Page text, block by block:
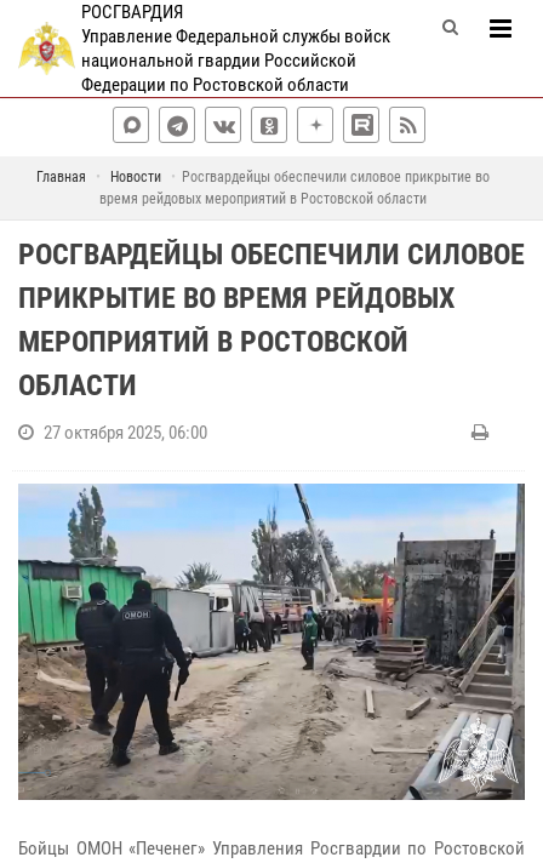
РОСГВАРДИЯ
Управление Федеральной службы войск
национальной гвардии Российской
Федерации по Ростовской области
Главная Новости
Росгвардейцы обеспечили силовое прикрытие во
время рейдовых мероприятий в Ростовской области
РОСГВАРДЕЙЦЫ ОБЕСПЕЧИЛИ СИЛОВОЕ
ПРИКРЫТИЕ ВО ВРЕМЯ РЕЙДОВЫХ
МЕРОПРИЯТИЙ В РОСТОВСКОЙ
ОБЛАСТИ
27 октября 2025, 06:00
Бойцы ОМОН «Печенег» Управления Росгвардии по Ростовской